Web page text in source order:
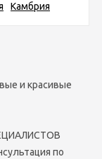
Камбрия
и красивые
по